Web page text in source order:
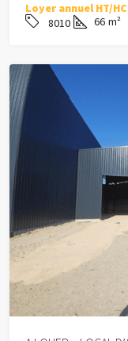
Loyer annuel HT/
8010
66 m²